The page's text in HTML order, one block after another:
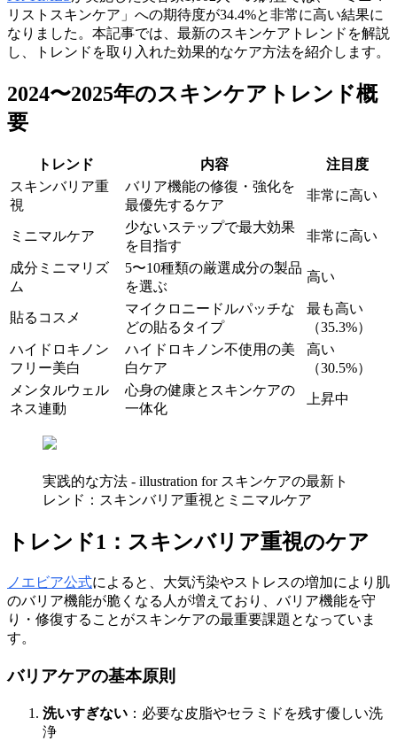
リストスキンケア」への期待度が34.4%と非常に高い結果に
なりました。本記事では、最新のスキンケアトレンドを解説
し、トレンドを取り入れた効果的なケア方法を紹介します。
2024〜2025年のスキンケアトレンド概
要
トレンド 内容
注目度
スキンバリア重
視
バリア機能の修復・強化を
最優先するケア
非常に高い
ミニマルケア
少ないステップで最大効果
を目指す
非常に高い
成分ミニマリズ
ム
5〜10種類の厳選成分の製品
を選ぶ
高い
貼るコスメ
マイクロニードルパッチな
どの貼るタイプ
最も高い
（35.3%）
ハイドロキノン
フリー美白
ハイドロキノン不使用の美
白ケア
高い
（30.5%）
メンタルウェル
ネス連動
心身の健康とスキンケアの
一体化
上昇中
実践的な方法 - illustration for スキンケアの最新ト
レンド：スキンバリア重視とミニマルケア
トレンド1：スキンバリア重視のケア
ノエビア公式によると、大気汚染やストレスの増加により肌
のバリア機能が脆くなる人が増えており、バリア機能を守
り・修復することがスキンケアの最重要課題となっていま
す。
バリアケアの基本原則
洗いすぎない ：必要な皮脂やセラミドを残す優しい洗
浄